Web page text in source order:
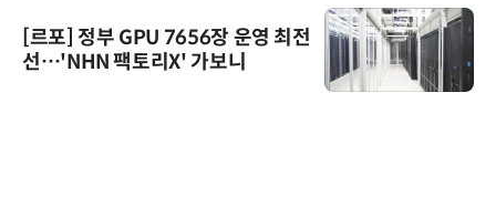
[르포] 정부 GPU 7656장 운영 최전
선…'NHN 팩토리X' 가보니